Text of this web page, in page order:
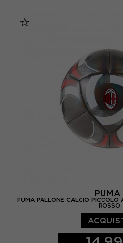
PUMA
PUMA PALLONE CALCIO PICCOLO
ROSSO